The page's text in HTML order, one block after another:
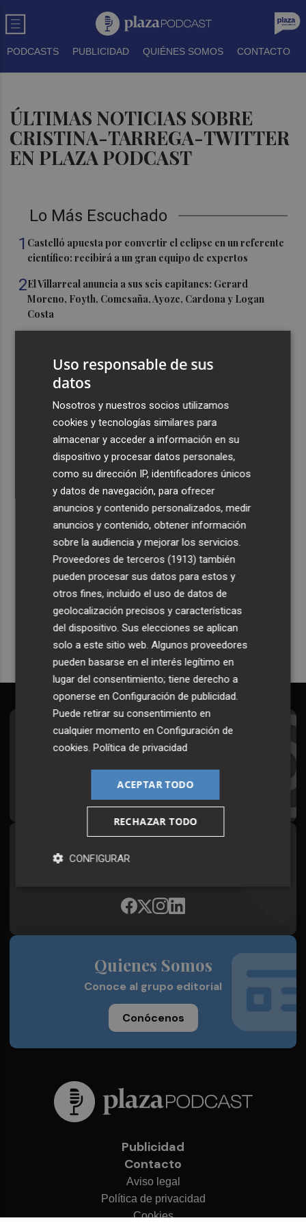
PODCASTS PUBLICIDAD QUIÉNES SOMOS CONTACTO
ÚLTIMAS NOTICIAS SOBRE
CRISTINA-TARREGA-TWITTER
EN PLAZA PODCAST
Lo Más Escuchado
1 Castelló apuesta por convertir el eclipse en un referente
científico: recibirá a un gran equipo de expertos
2El Villarreal anuncia a sus seis capitanes: Gerard
Moreno, Foyth, Comesaña, Ayoze, Cardona y Logan
Costa
San Javier da viabilidad al nuevo contrato del transporte
324 habitaciones
Estos son los estrenos que abren la cartelera en agosto:
de la comedia 'El último mono' a una nueva entrega de
'La Patrulla Canina'
Recibe toda la actualidad de
Plaza Podcast en tu correo
Quiero suscribirme
Suscríbete al Boletín
¡Quiero suscribirme!
Síguenos en redes
Quienes Somos
Conoce al grupo editorial
Conócenos
Publicidad
Contacto
Aviso legal
Política de privacidad
Cookies
Uso responsable de sus
datos
Nosotros y nuestros socios utilizamos
cookies y tecnologías similares para
almacenar y acceder a información en su
dispositivo y procesar datos personales,
como su dirección IP, identificadores únicos
y datos de navegación, para ofrecer
anuncios y contenido personalizados, medir
anuncios y contenido, obtener información
sobre la audiencia y mejorar los servicios.
Proveedores de terceros (1913) también
pueden procesar sus datos para estos y
otros fines, incluido el uso de datos de
geolocalización precisos y características
del dispositivo. Sus elecciones se aplican
solo a este sitio web. Algunos proveedores
pueden basarse en el interés legítimo en
lugar del consentimiento; tiene derecho a
oponerse enConfiguración de publicidad.
Puede retirar su consentimiento en
cualquier momento enConfiguración de
cookies.Política de privacidad
ACEPTAR TODO
RECHAZAR TODO
CONFIGURAR